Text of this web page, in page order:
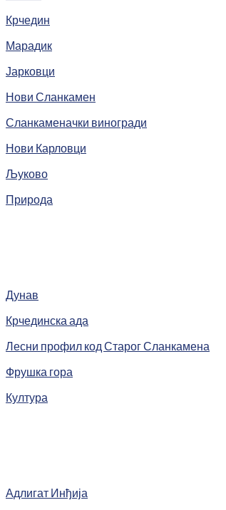
Крчедин
Марадик
Јарковци
Нови Сланкамен
Сланкаменачки виногради
Нови Карловци
Љуково
Природа
Дунав
Крчединска ада
Лесни профил код Старог Сланкамена
Фрушка гора
Култура
Адлигат Инђија